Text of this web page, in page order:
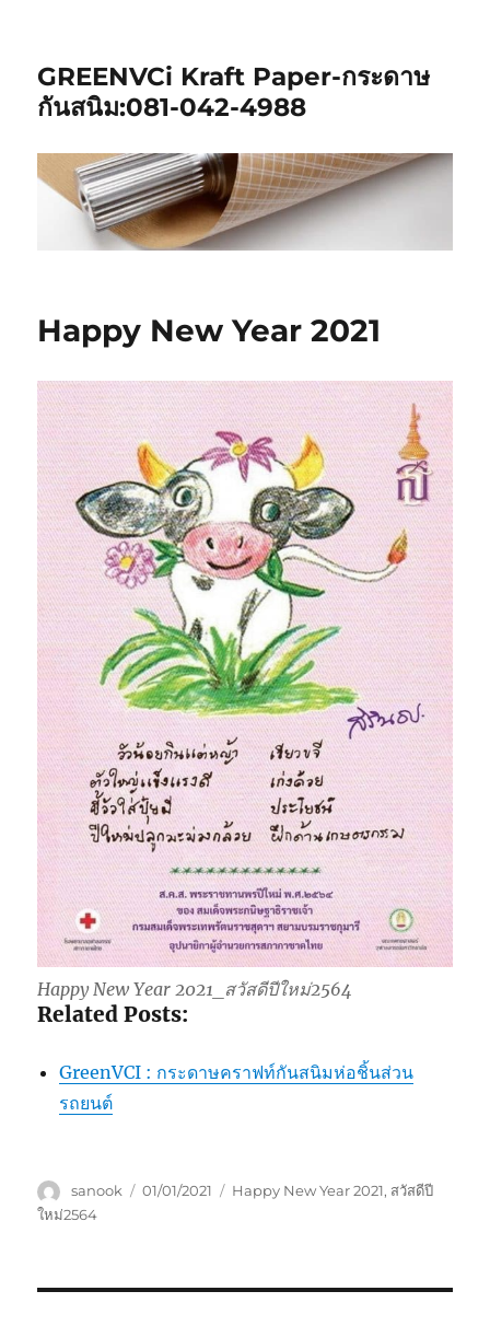
GREENVCi Kraft Paper-กระดาษ
กันสนิม:081-042-4988
Happy New Year 2021
Happy New Year 2021_สวัสดีปีใหม่2564
Related Posts:
GreenVCI : กระดาษคราฟท์กันสนิมห่อชิ้นส่วน
รถยนต์
Author
sanook
Posted
01/01/2021 Tags
Happy New Year 2021, สวัสดีปี
ใหม่2564